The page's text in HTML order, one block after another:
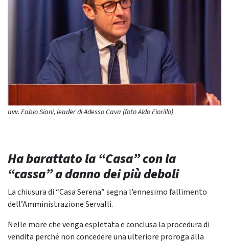
avv. Fabio Siani, leader di Adesso Cava (foto Aldo Fiorillo)
Ha barattato la “Casa” con la
“cassa” a danno dei più deboli
La chiusura di “Casa Serena” segna l’ennesimo fallimento
dell’Amministrazione Servalli.
Nelle more che venga espletata e conclusa la procedura di
vendita perché non concedere una ulteriore proroga alla